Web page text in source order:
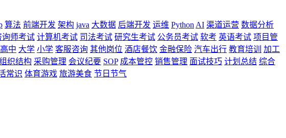
算法 前端开发 架构 java 大数据 后端开发 运维 Python AI 渠道运营 数据分析
询师考试 计算机考试 司法考试 研究生考试 公务员考试 软考 英语考试 项目管
高中 大学 小学 客服咨询 其他岗位 酒店餐饮 金融保险 汽车出行 教育培训
加工
织结构 采购管理 会议纪要 SOP 成本管控 销售管理 面试技巧 计划总结 综合
常识 体育游戏 旅游美食 节日节气